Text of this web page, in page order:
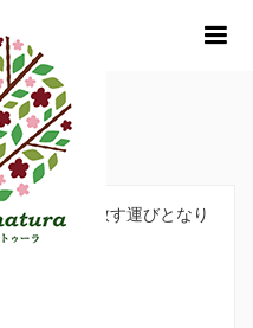
価格変更を致す運びとなり